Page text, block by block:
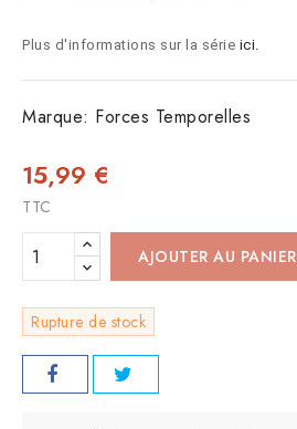
Plus d'informations sur la série ici.
Marque: Forces Temporelles
15,99 €
TTC
AJOUTER AU PANIER
Rupture de stock